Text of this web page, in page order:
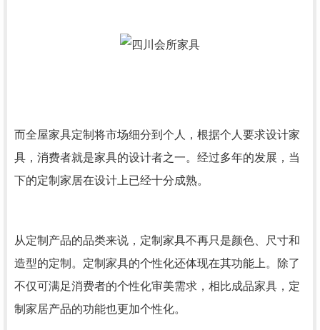
而全屋家具定制将市场细分到个人，根据个人要求设计家
具，消费者就是家具的设计者之一。经过多年的发展，当
下的定制家居在设计上已经十分成熟。
从定制产品的品类来说，定制家具不再只是颜色、尺寸和
造型的定制。定制家具的个性化还体现在其功能上。除了
不仅可满足消费者的个性化审美需求，相比成品家具，定
制家居产品的功能也更加个性化。